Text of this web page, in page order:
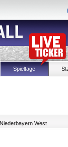
Spieltage
West